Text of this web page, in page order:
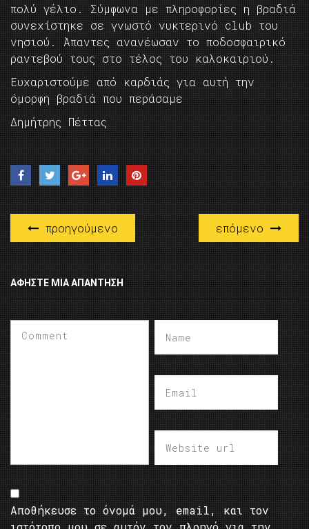
πολύ γέλιο. Σύμφωνα με πληροφορίες η βραδιά
συνεχίστηκε σε γνωστό νυκτερινό club του
νησιού. Άπαντες ανανέωσαν το ποδοσφαιρικό
ραντεβού τους στο τέλος του καλοκαιριού.
Ευχαριστούμε από καρδιάς για αυτή την
όμορφη βραδιά που περάσαμε
Δημήτρης Πέττας
προηγούμενο επόμενο
ΑΦΉΣΤΕ ΜΙΑ ΑΠΆΝΤΗΣΗ
Αποθήκευσε το όνομά μου, email, και τον